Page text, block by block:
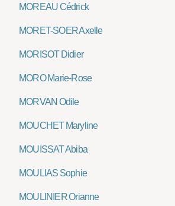
MOREAU Cédrick
MORET-SOER Axelle
MORISOT Didier
MORO Marie-Rose
MORVAN Odile
MOUCHET Maryline
MOUISSAT Abiba
MOULIAS Sophie
MOULINIER Orianne